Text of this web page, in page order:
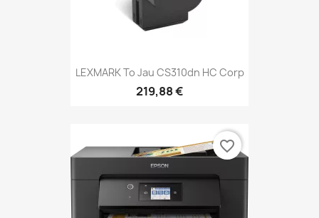
LEXMARK To Jau CS310dn HC Corp
219,88 €
favorite_border